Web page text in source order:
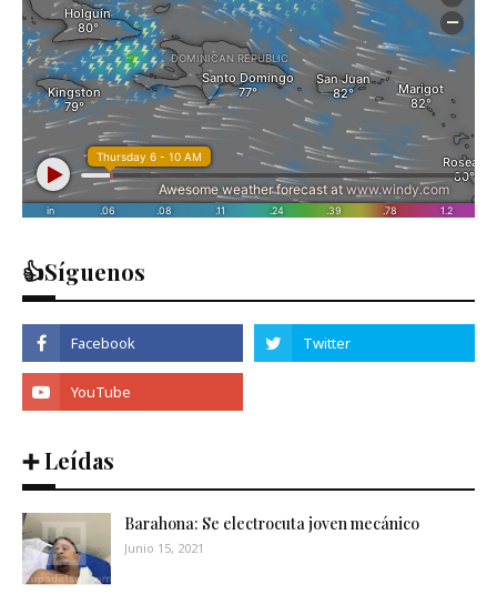
👍Síguenos
➕ Leídas
Barahona: Se electrocuta joven mecánico
Junio 15, 2021